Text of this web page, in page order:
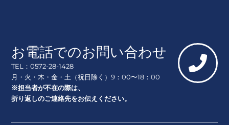
お電話でのお問い合わせ
TEL：0572-28-1428
月・火・木・金・土（祝日除く）9：00〜18：00
※担当者が不在の際は、
折り返しのご連絡先をお伝えください。